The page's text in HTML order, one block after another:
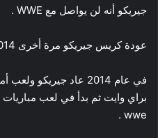
جيريكو أنه لن يواصل مع WWE .
عودة كريس جيريكو مرة أخرى 2014 :
في عام 2014 عاد
براي وايت ثم بدأ في لعب مباريات
wwe .